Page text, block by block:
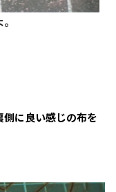
に良い感じの布を